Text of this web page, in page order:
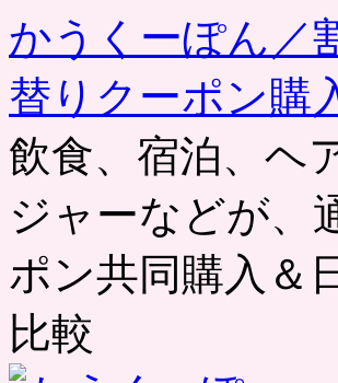
かうくーぽん／
替りクーポン購
飲食、宿泊、ヘ
ジャーなどが、
ポン共同購入＆
比較